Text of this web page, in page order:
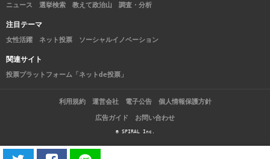
ニュース 選挙検索 教えて政治山 調査・分析
注目テーマ
女性活躍 ネット投票 ソーシャルイノベーション
関連サイト
投票プラットフォーム「ネットde投票」
利用規約 運営会社 電子公告 個人情報保護方針
広告ガイド お問い合わせ
© SPIRAL Inc.